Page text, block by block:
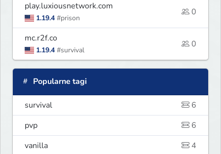
play.luxiousnetwork.com
1.19.4 #prison
0
mc.r2f.co
1.19.4 #survival
0
Popularne tagi
survival
6
pvp
6
vanilla
4